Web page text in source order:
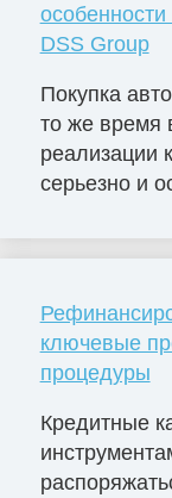
DSS Group
Покупка
то же время
реализации
серьезно и
ключевые
процедуры
Кредитные